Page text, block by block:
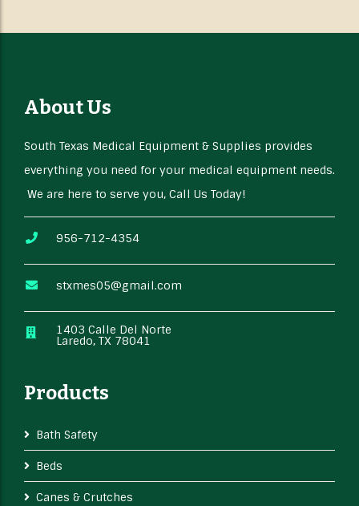
About Us
South Texas Medical Equipment & Supplies provides
everything you need for your medical equipment needs.
We are here to serve you, Call Us Today!
956-712-4354
stxmes05@gmail.com
1403 Calle Del Norte
Laredo, TX 78041
Products
Bath Safety
Beds
Canes & Crutches